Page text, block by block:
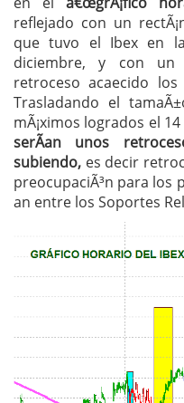
reflejado con un
que tuvo el Ibex en
diciembre, y con un
retroceso acaecido
Trasladando el
mÃ¡ximos logrados el
serÃ­an unos
subiendo, es decir
preocupaciÃ³n para los
an entre los Soportes